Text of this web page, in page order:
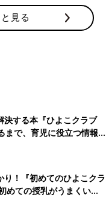
化していきました。
けてボロボロでした。お
と長くなっていきまし
て入るのですが、それで
、遅刻するという感じで
見る
決する本『ひよこクラブ
で、育児に役立つ情報が
！『初めてのひよこクラ
めての授乳がうまくい
と夏のトラブル 解決テ